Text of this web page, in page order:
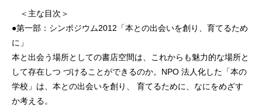
＜主な目次＞
●第一部：シンポジウム2012「本との出会いを創り、育てるため
に」
本と出会う場所としての書店空間は、これからも魅力的な場所と
して存在しつ づけることができるのか。NPO 法人化した「本の
学校」は、本との出会いを創り、 育てるために、なにをめざす
か考える。